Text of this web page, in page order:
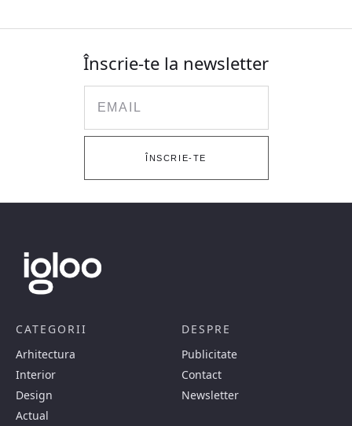
Înscrie-te la newsletter
ÎNSCRIE-TE
CATEGORII
Arhitectura
Interior
Design
Actual
DESPRE
Publicitate
Contact
Newsletter